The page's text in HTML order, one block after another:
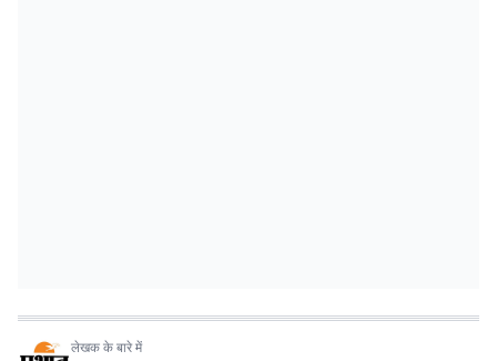
लेखक के बारे में